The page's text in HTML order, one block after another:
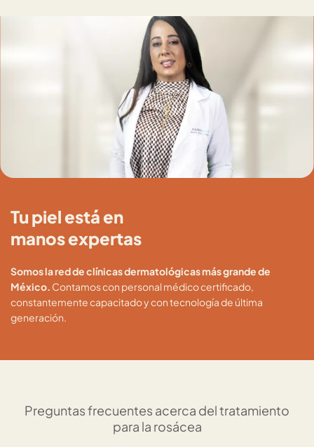
Tu piel está en
manos expertas
Somos la red de clínicas dermatológicas más grande de
México. Contamos con personal médico certificado,
constantemente capacitado y con tecnología de última
generación.
Preguntas frecuentes acerca del tratamiento
para la rosácea